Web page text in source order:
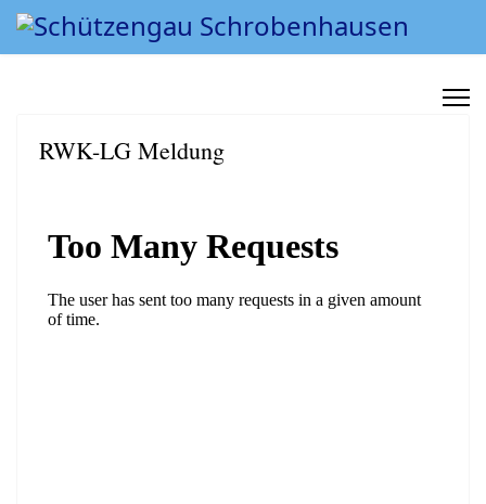
RWK-LG Meldung